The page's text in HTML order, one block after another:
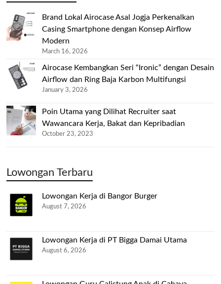
Brand Lokal Airocase Asal Jogja Perkenalkan
Casing Smartphone dengan Konsep Airflow
Modern
March 16, 2026
Airocase Kembangkan Seri “Ironic” dengan Desain
Airflow dan Ring Baja Karbon Multifungsi
January 3, 2026
Poin Utama yang Dilihat Recruiter saat
Wawancara Kerja, Bakat dan Kepribadian
October 23, 2023
Lowongan Terbaru
Lowongan Kerja di Bangor Burger
August 7, 2026
Lowongan Kerja di PT Bigga Damai Utama
August 6, 2026